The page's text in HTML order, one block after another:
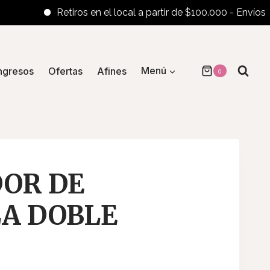
Retiros en el local a partir de $100.000 - Envíos al
Ofertas Afines Menú 0
DE
DOBLE